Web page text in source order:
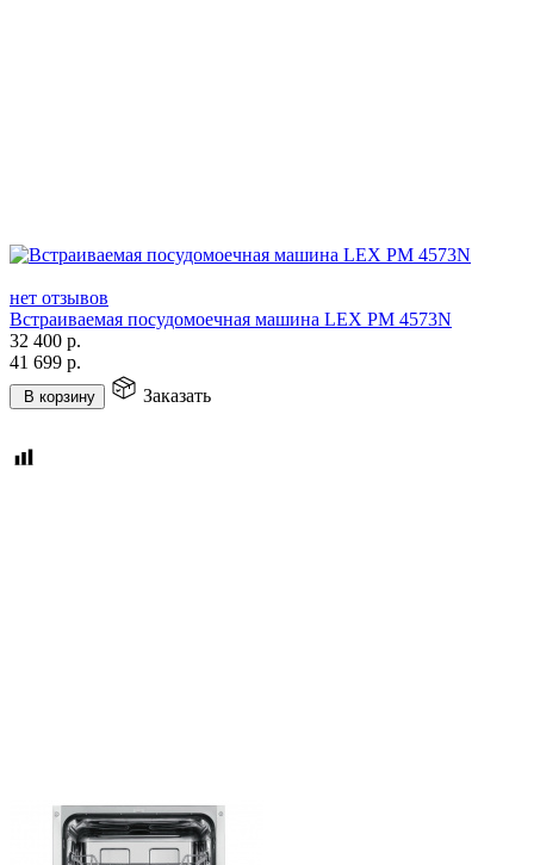
нет отзывов
Встраиваемая посудомоечная машина LEX PM 4573N
32 400 р.
41 699 р.
В корзину Заказать